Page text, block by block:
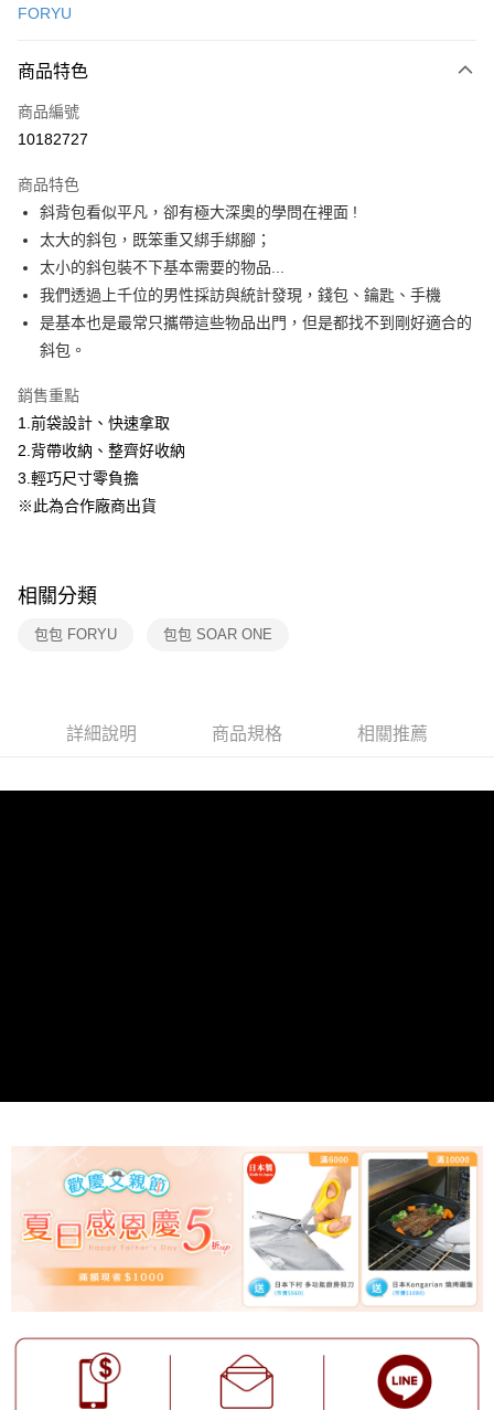
Apple Pay
悠遊付
全盈+PAY
大哥付你分期
相關說明
【大哥付你分期使用說明】
1.本服務由台灣大哥大提供，台灣大哥大用戶可立即使用無須另外申請。
2.付款方式選擇「大哥付你分期」，訂單成立後會自動跳轉到大哥付的交易
流程，驗證手機門號後，選擇欲分期的期數、繳款截止日，確認付款後即完
3.實際核准額度、可分期數及費用金額請依後續交易確認頁面所載為準。
4.訂單成立30分鐘內，如未前往確認交易或遇審核未通過，訂單將自動取
消。如遇「轉專審核」未通過狀況，表示未達大哥付你分期系統評分，恕無
法說明評估內容。
1.分期款項不併入電信帳單，「大哥付你分期」於每月結算日後寄送繳費提
醒簡訊。
【注意事項】
1.本服務係由「台灣大哥大股份有限公司」（以下簡稱本公司）所提供，讓
用戶於交易時，得透過本服務購買商品或服務，並由商店將買賣／分期付款
買賣價金債權讓與本公司後，依約使用本公司帳單繳交帳款。
3.完整用戶服務條款，請詳閱以下連結：https://oppay.tw/userRule
ATM付款
運送方式
宅配【父親節大回饋】限時$299免運
每筆NT$150，滿NT$299(含以上)免運費
FORYU
商品特色
商品編號
10182727
商品特色
斜背包看似平凡，卻有極大深奧的學問在裡面 !
太大的斜包，既笨重又綁手綁腳；
太小的斜包裝不下基本需要的物品...
我們透過上千位的男性採訪與統計發現，錢包、鑰匙、手機
是基本也是最常只攜帶這些物品出門，但是都找不到剛好適合的
斜包。
銷售重點
1.前袋設計、快速拿取
2.背帶收納、整齊好收納
3.輕巧尺寸零負擔
※此為合作廠商出貨
相關分類
包包 FORYU 包包 SOAR ONE
詳細說明 商品規格 相關推薦